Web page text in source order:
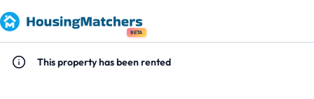
BETA
This property has been rented